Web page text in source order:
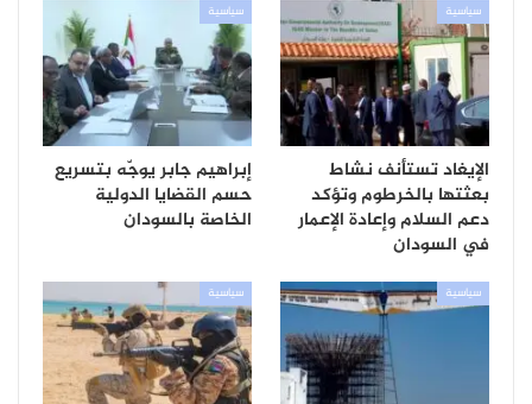
سياسية
الإيغاد تستأنف نشاط
بعثتها بالخرطوم وتؤكد
دعم السلام وإعادة الإعمار
في السودان
سياسية
إبراهيم جابر يوجّه بتسريع
حسم القضايا الدولية
الخاصة بالسودان
سياسية سياسية